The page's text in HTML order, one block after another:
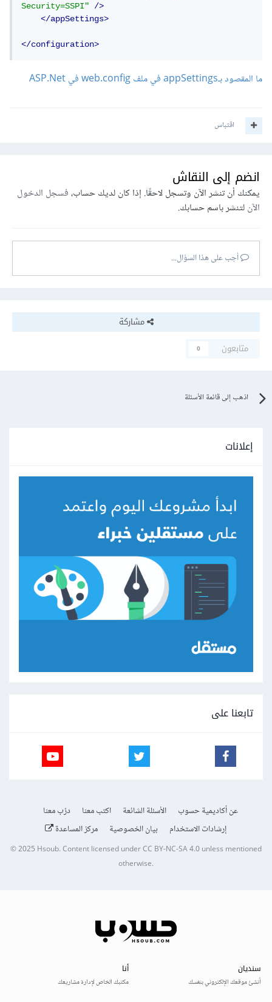
Security=SSPI"
/>
</appSettings>
</configuration>
ما المقصود بـappSettings في ملف web.config في ASP.Net
اقتباس
انضم إلى النقاش
يمكنك أن تنشر الآن وتسجل لاحقًا. إذا كان لديك حساب،فسجل الدخول
الآنلتنشر باسم حسابك.
أجب على هذا السؤال...
مشاركة
متابعون
0
اذهب إلى قائمة الأسئلة
إعلانات
تابعنا على
عن أكاديمية حسوب الأسئلة الشائعة اكتب معنا
درّب معنا
إرشادات الاستخدام
بيان الخصوصية مركز المساعدة
© 2025Hsoub.Content licensed underCC BY-NC-SA 4.0unless mentioned
otherwise.